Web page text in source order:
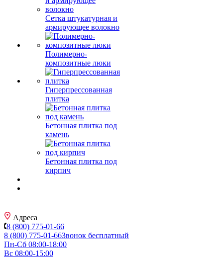
Сетка штукатурная и
армирующее волокно
Полимерно-
композитные люки
Гиперпрессованная
плитка
Бетонная плитка под
камень
Бетонная плитка под
кирпич
Адреса
8 (800) 775-01-66
8 (800) 775-01-66Звонок бесплатный
Пн-Сб 08:00-18:00
Вс 08:00-15:00